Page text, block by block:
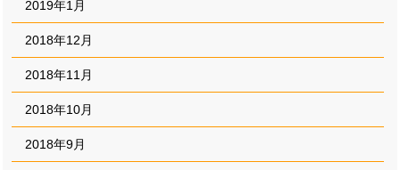
2019年1月
2018年12月
2018年11月
2018年10月
2018年9月